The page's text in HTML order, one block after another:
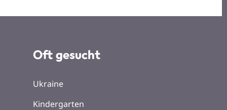
Oft gesucht
Ukraine
Kindergarten